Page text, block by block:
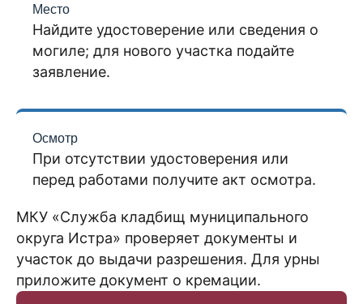
Место
Найдите удостоверение или сведения о
могиле; для нового участка подайте
заявление.
Осмотр
При отсутствии удостоверения или
перед работами получите акт осмотра.
МКУ «Служба кладбищ муниципального
округа Истра» проверяет документы и
участок до выдачи разрешения. Для урны
приложите документ о кремации.